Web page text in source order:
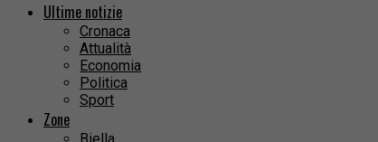
Ultime notizie
Cronaca
Attualità
Economia
Politica
Sport
Zone